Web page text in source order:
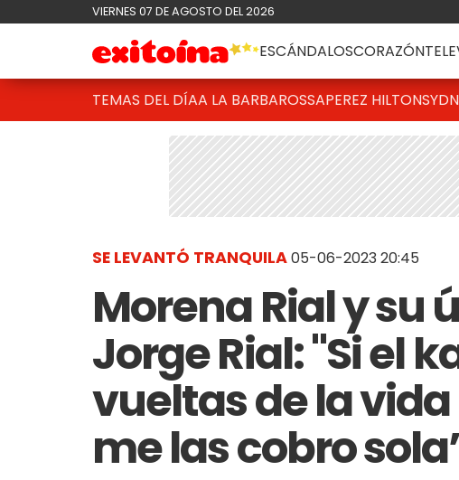
VIERNES 07 DE AGOSTO DEL 2026
ESCÁNDALOSCORAZÓN
TEMAS DEL DÍAA LA BARBAROSSAPEREZ HILTON
SE LEVANTÓ TRANQUILA05-06-2023 20:45
Morena Rial y su
Jorge Rial: "Si el
vueltas de la
me las cobro